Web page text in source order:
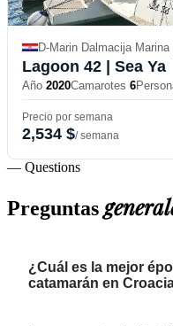
D-Marin Dalmacija
Lagoon 42 | Sea Ya
Año 2020Camarotes 6
Precio por semana
2,534 $/ semana
— Questions
Preguntas
¿Cuál es la mejor
catamarán en